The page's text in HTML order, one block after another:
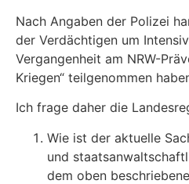
Nach Angaben der Polizei
der Verdächtigen um
Vergangenheit am NRW-
Kriegen“ teilgenommen
Ich frage daher die
Wie ist der aktuelle
und
dem oben